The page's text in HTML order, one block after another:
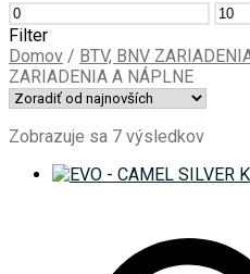
Minimálna
cena
Filter
Domov / BTV, BNV
ZARIADENIA A NÁPLNE
Zobrazuje sa 7 výsledkov